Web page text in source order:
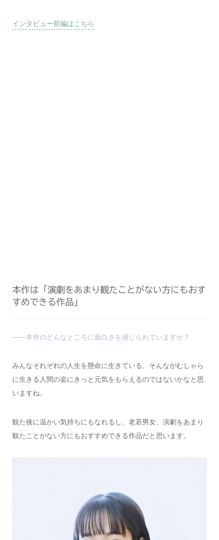
インタビュー前編はこちら
本作は「演劇をあまり観たことがない方にもおす
すめできる作品」
――本作のどんなところに面白さを感じられていますか？
みんなそれぞれの人生を懸命に生きている。そんながむしゃら
に生きる人間の姿にきっと元気をもらえるのではないかなと思
いますね。
観た後に温かい気持ちにもなれるし、老若男女、演劇をあまり
観たことがない方にもおすすめできる作品だと思います。